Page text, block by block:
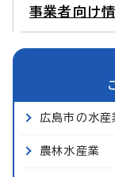
事業者向け
広島市の水産
農林水産業